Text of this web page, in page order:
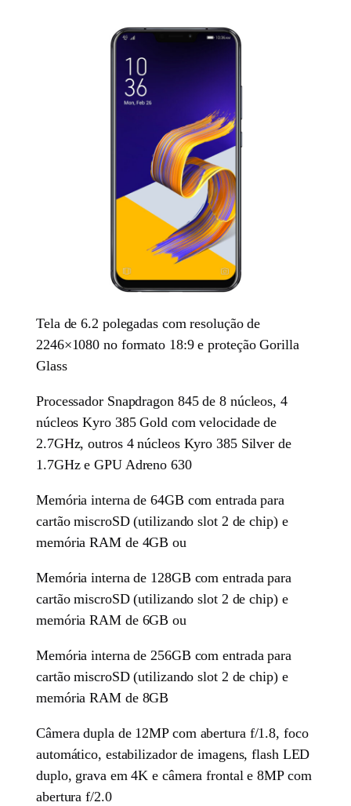
Tela de 6.2 polegadas com resolução de
2246×1080 no formato 18:9 e proteção Gorilla
Glass
Processador Snapdragon 845 de 8 núcleos, 4
núcleos Kyro 385 Gold com velocidade de
2.7GHz, outros 4 núcleos Kyro 385 Silver de
1.7GHz e GPU Adreno 630
Memória interna de 64GB com entrada para
cartão miscroSD (utilizando slot 2 de chip) e
memória RAM de 4GB ou
Memória interna de 128GB com entrada para
cartão miscroSD (utilizando slot 2 de chip) e
memória RAM de 6GB ou
Memória interna de 256GB com entrada para
cartão miscroSD (utilizando slot 2 de chip) e
memória RAM de 8GB
Câmera dupla de 12MP com abertura f/1.8, foco
automático, estabilizador de imagens, flash LED
duplo, grava em 4K e câmera frontal e 8MP com
abertura f/2.0